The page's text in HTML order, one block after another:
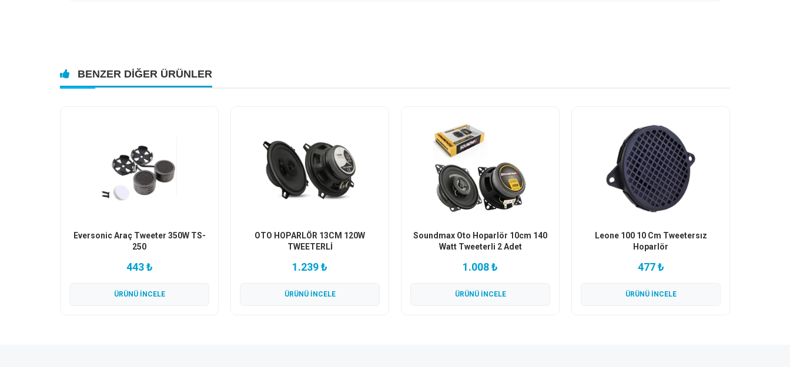
BENZER DIĞER ÜRÜNLER
Eversonic Araç Tweeter 350W TS-
250
443 ₺
ÜRÜNÜ İNCELE
OTO HOPARLÖR 13CM 120W
TWEETERLİ
1.239 ₺
ÜRÜNÜ İNCELE
Soundmax Oto Hoparlör 10cm 140
Watt Tweeterli 2 Adet
1.008 ₺
ÜRÜNÜ İNCELE
Leone 100 10 Cm Tweetersız
Hoparlör
477 ₺
ÜRÜNÜ İNCELE